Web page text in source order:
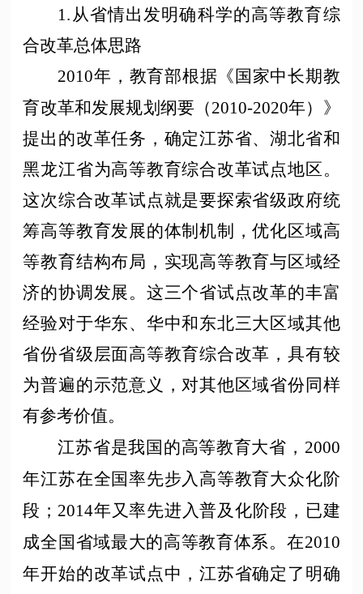
1.从省情出发明确科学的高等教育综
合改革总体思路
2010年，教育部根据《国家中长期教
育改革和发展规划纲要（2010-2020年）》
提出的改革任务，确定江苏省、湖北省和
黑龙江省为高等教育综合改革试点地区。
这次综合改革试点就是要探索省级政府统
筹高等教育发展的体制机制，优化区域高
等教育结构布局，实现高等教育与区域经
济的协调发展。这三个省试点改革的丰富
经验对于华东、华中和东北三大区域其他
省份省级层面高等教育综合改革，具有较
为普遍的示范意义，对其他区域省份同样
有参考价值。
江苏省是我国的高等教育大省， 2000
年江苏在全国率先步入高等教育大众化阶
段；2014年又率先进入普及化阶段，已建
成全国省域最大的高等教育体系。在2010
年开始的改革试点中，江苏省确定了明确